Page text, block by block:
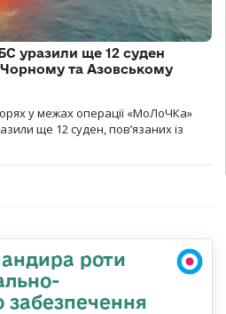
уразили ще 12 суден
та Азовському
у межах операції «МоЛоЧКа»
ще 12 суден, пов’язаних із
роти
забезпечення